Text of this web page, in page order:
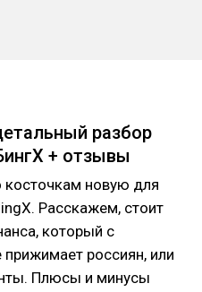
разбор
+ отзывы
косточкам новую для
Расскажем, стоит
который с
россиян, или
Плюсы и минусы